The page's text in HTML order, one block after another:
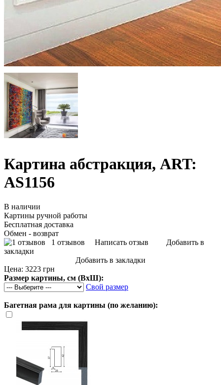
Картина абстракция, ART:
AS1156
В наличии
Картины ручной работы
Бесплатная доставка
Обмен - возврат
1 отзывов
Написать отзыв
Добавить в
закладки
Добавить в закладки
Цена: 3223 грн
Размер картины, см (ВхШ):
Свой размер
Багетная рама для картины (по желанию):